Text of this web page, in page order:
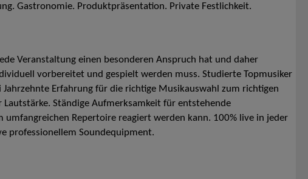
Gastronomie. Produktpräsentation. Private Festlichkeit.
Veranstaltung einen besonderen Anspruch hat und daher
vorbereitet und gespielt werden muss. Studierte Topmusiker
Erfahrung für die richtige Musikauswahl zum richtigen
Ständige Aufmerksamkeit für entstehende
Repertoire reagiert werden kann. 100% live in jeder
professionellem Soundequipment.